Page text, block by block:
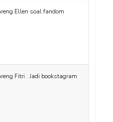
Ellen soal fandom
Fitri : Jadi bookstagram